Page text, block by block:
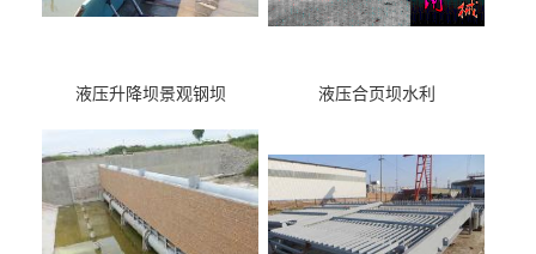
液压升降坝景观钢坝 液压合页坝水利